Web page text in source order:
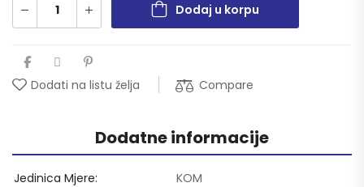
Dodaj u korpu
Dodati na listu želja Compare
Dodatne informacije
Jedinica Mjere KOM